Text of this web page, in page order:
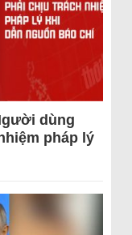
dùng
pháp lý